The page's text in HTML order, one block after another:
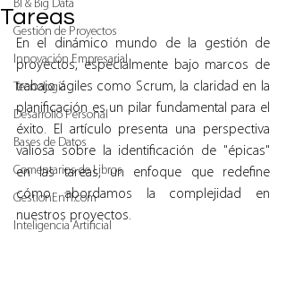
BI & Big Data
Gestión de Proyectos
Innovación Empresarial
Tecnología
Desarrollo Personal
Bases de Datos
Comentarios de Libros
GestionEnTI.com
Inteligencia Artificial
Tareas
En el dinámico mundo de la gestión de
proyectos, especialmente bajo marcos de
trabajo ágiles como Scrum, la claridad en la
planificación es un pilar fundamental para el
éxito. El artículo presenta una perspectiva
valiosa sobre la identificación de "épicas"
en las tareas, un enfoque que redefine
cómo abordamos la complejidad en
nuestros proyectos.